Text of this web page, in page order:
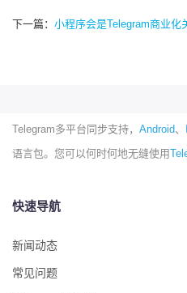
下一篇： 小程序会是Telegram商业化
Telegram多平台同步支持， Android、
语言包。您可以何时何地无缝使用
快速导航
新闻动态
常见问题